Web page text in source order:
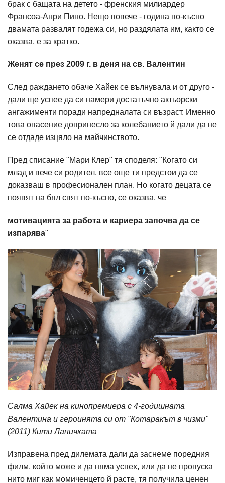
брак с бащата на детето - френския милиардер
Франсоа-Анри Пино. Нещо повече - година по-късно
двамата развалят годежа си, но раздялата им, както се
оказва, е за кратко.
Женят се през 2009 г. в деня на св. Валентин
След раждането обаче Хайек се вълнувала и от друго -
дали ще успее да си намери достатъчно актьорски
ангажименти поради напредналата си възраст. Именно
това опасение допринесло за колебанието й дали да не
се отдаде изцяло на майчинството.
Пред списание "Мари Клер" тя споделя: "Когато си
млад и вече си родител, все още ти предстои да се
доказваш в професионален план. Но когато децата се
появят на бял свят по-късно, се оказва, че
мотивацията за работа и кариера започва да се
изпарява"
Салма Хайек на кинопремиера с 4-годишната
Валентина и героинята си от "Котаракът в чизми"
(2011) Кити Лапичката
Изправена пред дилемата дали да заснеме поредния
филм, който може и да няма успех, или да не пропуска
нито миг как момиченцето й расте, тя получила ценен